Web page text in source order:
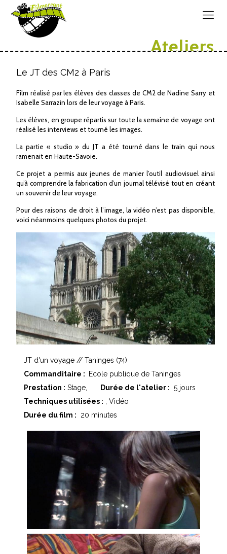
Ateliers
Le JT des CM2 à Paris
Film réalisé par les élèves des classes de CM2 de Nadine Sarry et
Isabelle Sarrazin lors de leur voyage à Paris.
Les élèves, en groupe répartis sur toute la semaine de voyage ont
réalisé les interviews et tourné les images.
La partie « studio » du JT a été tourné dans le train qui nous
ramenait en Haute-Savoie.
Ce projet a permis aux jeunes de manier l’outil audiovisuel ainsi
qu’à comprendre la fabrication d’un journal télévisé tout en créant
un souvenir de leur voyage.
Pour des raisons de droit à l’image, la vidéo n’est pas disponible,
voici néanmoins quelques photos du projet.
JT d'un voyage // Taninges (74)
Commanditaire :
Ecole publique de Taninges
Prestation : Stage, Durée de l'atelier : 5 jours
Techniques utilisées :
Vidéo
Durée du film : 20 minutes